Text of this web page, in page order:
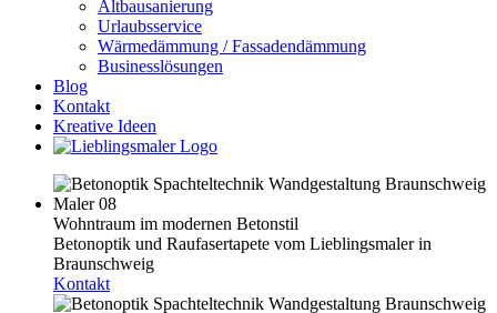
Altbausanierung
Urlaubsservice
Wärmedämmung / Fassadendämmung
Businesslösungen
Blog
Kontakt
Kreative Ideen
Wohntraum im modernen Betonstil
Betonoptik und Raufasertapete vom Lieblingsmaler in
Braunschweig
Kontakt